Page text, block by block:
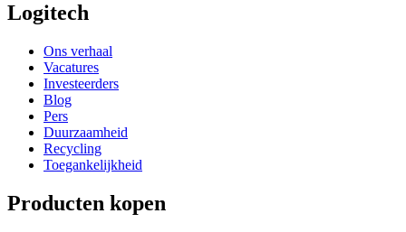
Logitech
Ons verhaal
Vacatures
Investeerders
Blog
Pers
Duurzaamheid
Recycling
Toegankelijkheid
Producten kopen